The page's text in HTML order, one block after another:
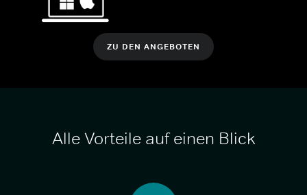
ZU DEN ANGEBOTEN
Alle Vorteile auf einen Blick